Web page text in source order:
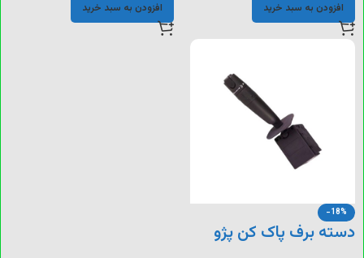
افزودن به سبد خرید افزودن به سبد خرید
-18%
دسته برف پاک کن پژو